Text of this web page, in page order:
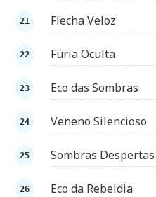
Flecha Veloz
Fúria Oculta
Eco das Sombras
Veneno Silencioso
Sombras Despertas
Eco da Rebeldia